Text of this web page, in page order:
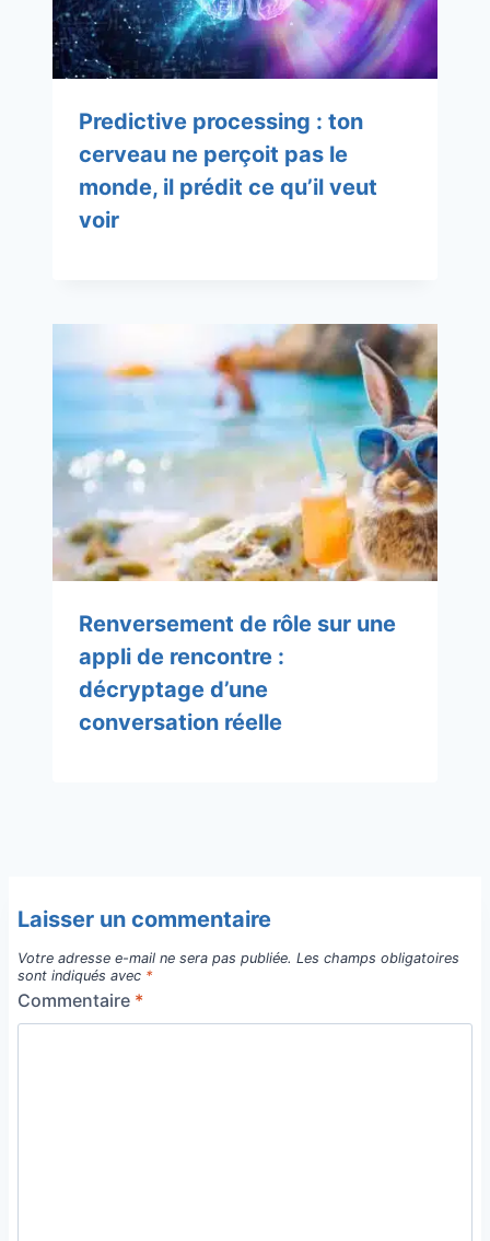
Predictive processing : ton
cerveau ne perçoit pas le
monde, il prédit ce qu’il veut
voir
Renversement de rôle sur une
appli de rencontre :
décryptage d’une
conversation réelle
Laisser un commentaire
Votre adresse e-mail ne sera pas publiée. Les champs obligatoires
sont indiqués avec *
Commentaire *